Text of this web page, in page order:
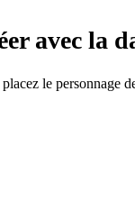
avec la
le